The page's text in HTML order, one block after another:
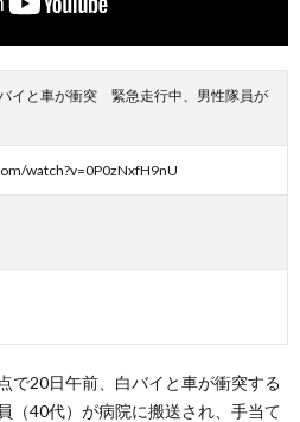
イと車が衝突 緊急走行中、男性隊員が
watch?v=0P0zNxfH9nU
で20日午前、白バイと車が衝突する
（40代）が病院に搬送され、手当て